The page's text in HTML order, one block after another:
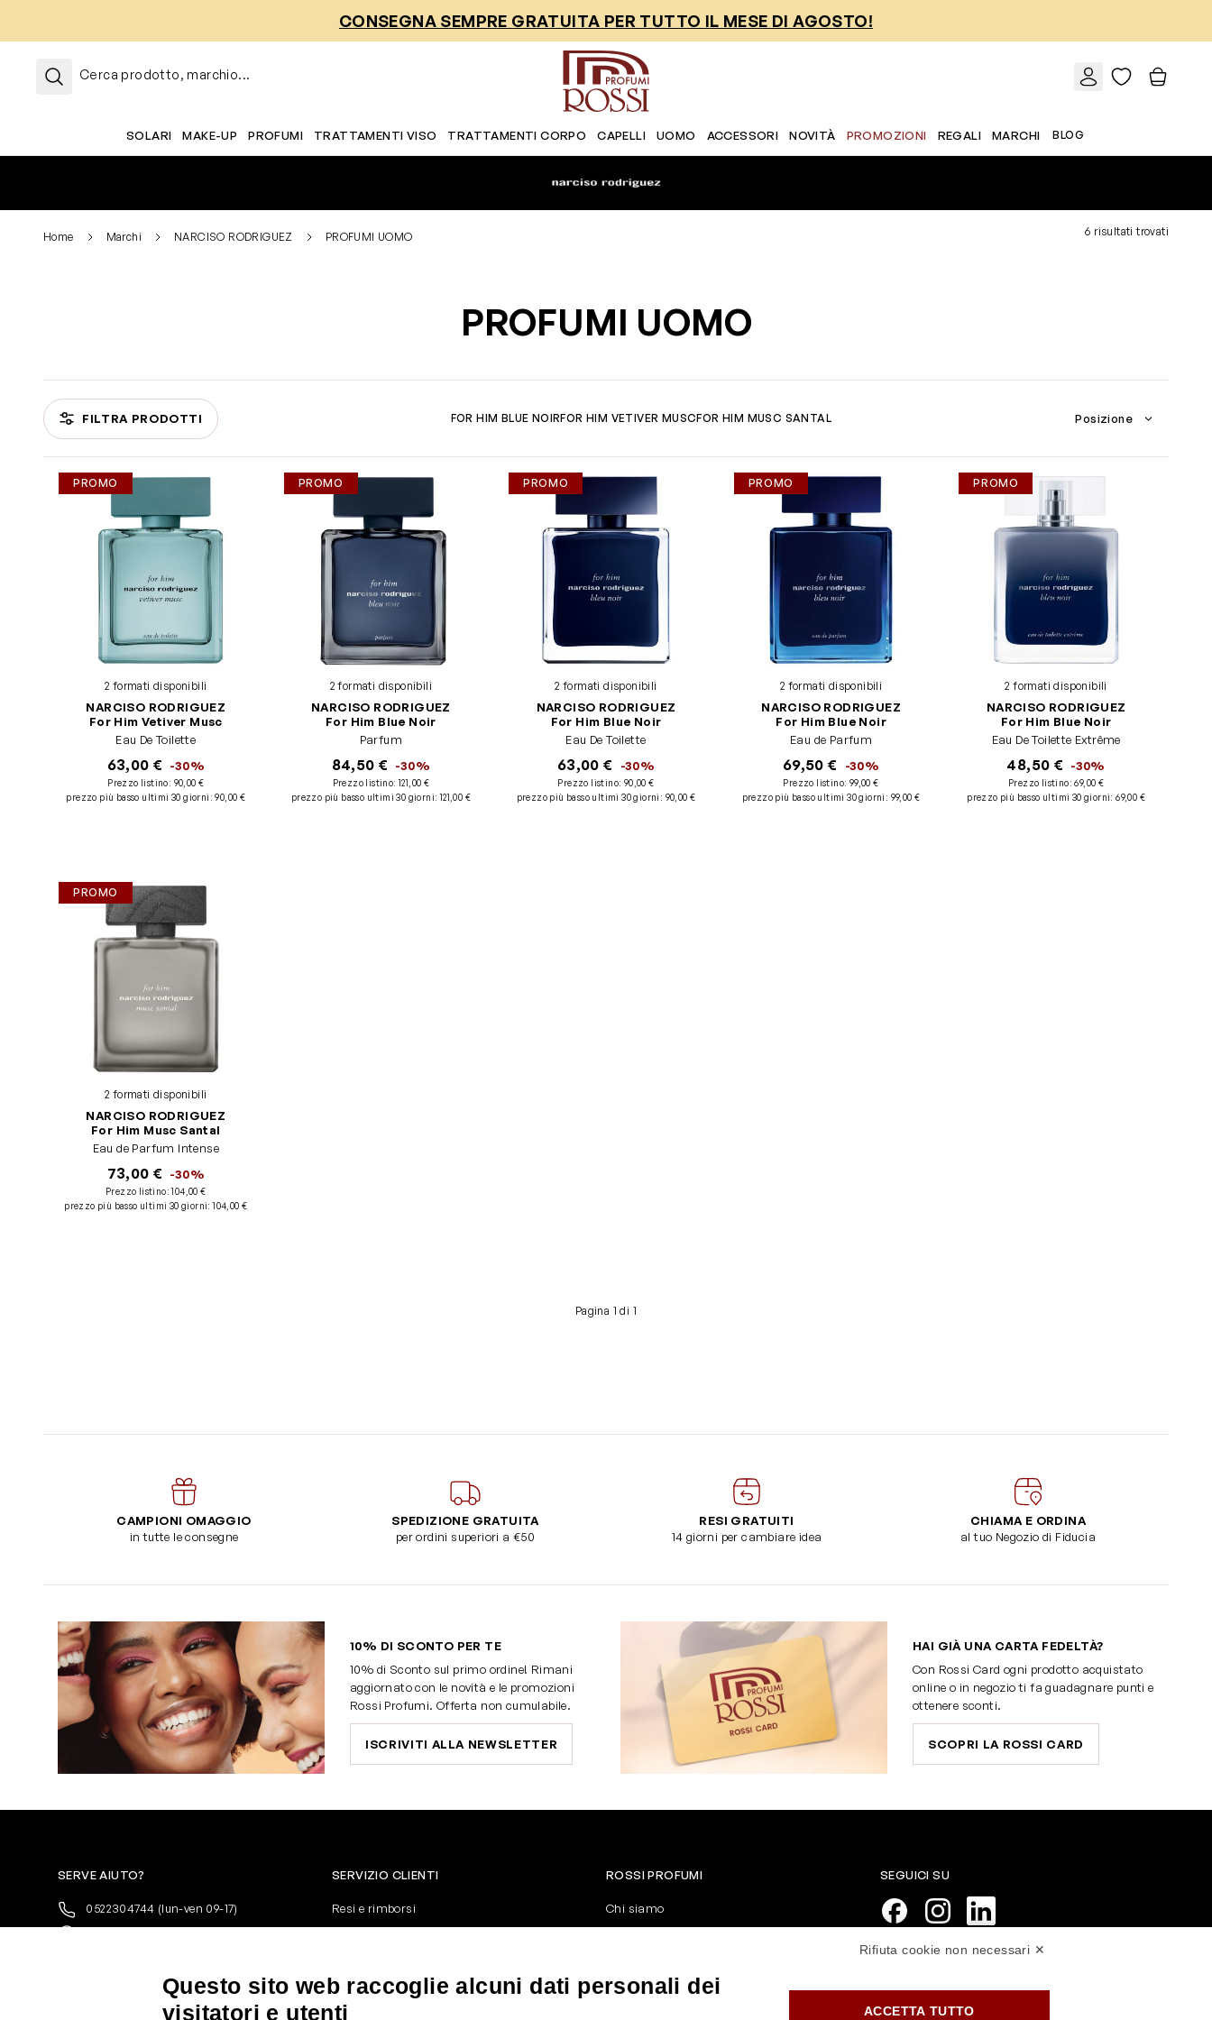
CONSEGNA SEMPRE GRATUITA PER TUTTO IL MESE DI AGOSTO!
Cerca prodotto, marchio...
SOLARI MAKE-UP PROFUMI TRATTAMENTI VISO TRATTAMENTI CORPO CAPELLI UOMO ACCESSORI NOVITÀ PROMOZIONI REGALI MARCHI BLOG
Home Marchi NARCISO RODRIGUEZ PROFUMI UOMO 6 risultati trovati
PROFUMI UOMO
FOR HIM BLUE NOIRFOR HIM VETIVER MUSCFOR HIM MUSC SANTAL
FILTRA PRODOTTI
Passa all'elenco prodotti
PROMO
2 formati disponibili
NARCISO RODRIGUEZ
For Him Vetiver Musc
Eau De Toilette
63,00 € -30%
Prezzo listino: 90,00 €
prezzo più basso ultimi 30 giorni :90,00 €
PROMO
2 formati disponibili
NARCISO RODRIGUEZ
For Him Blue Noir
Parfum
84,50 € -30%
Prezzo listino:121,00 €
prezzo più basso ultimi 30 giorni:121,00 €
PROMO
2 formati disponibili
NARCISO RODRIGUEZ
For Him Blue Noir
Eau De Toilette
63,00 € -30%
Prezzo listino: 90,00 €
prezzo più basso ultimi 30 giorni : 90,00 €
PROMO
2 formati disponibili
NARCISO RODRIGUEZ
For Him Blue Noir
Eau de Parfum
69,50 € -30%
Prezzo listino: 99,00 €
prezzo più basso ultimi 30 giorni : 99,00 €
PROMO
2 formati disponibili
NARCISO RODRIGUEZ
For Him Blue Noir
Eau De Toilette Extrême
48,50 € -30%
Prezzo listino:69,00 €
prezzo più basso ultimi 30 giorni:69,00 €
PROMO
2 formati disponibili
NARCISO RODRIGUEZ
For Him Musc Santal
Eau de Parfum Intense
73,00 € -30%
Prezzo listino:104,00 €
prezzo più basso ultimi 30 giorni:104,00 €
Pagina 1 di 1
CAMPIONI OMAGGIO
in tutte le consegne
SPEDIZIONE GRATUITA
per ordini superiori a €50
RESI GRATUITI
14 giorni per cambiare idea
CHIAMA E ORDINA
al tuo Negozio di Fiducia
10% DI SCONTO PER TE
10% di Sconto sul primo ordine! Rimani
aggiornato con le novità e le promozioni
Rossi Profumi. Offerta non cumulabile.
ISCRIVITI ALLA NEWSLETTER
HAI GIÀ UNA CARTA FEDELTÀ?
Con Rossi Card ogni prodotto acquistato
online o in negozio ti fa guadagnare punti e
ottenere sconti.
SCOPRI LA ROSSI CARD
SERVE AIUTO?
0522304744 (lun-ven 09-17)
+39 3346440838
SEGUICI SU
SERVIZIO CLIENTI
Resi e rimborsi
Pagamenti
Condizioni generali di vendita
Privacy Policy
ROSSI PROFUMI
Chi siamo
Contattaci
Attiva la Rossi Card
Rifiuta cookie non necessari ✕
Questo sito web raccoglie alcuni dati personali dei
visitatori e utenti
ACCETTA TUTTO